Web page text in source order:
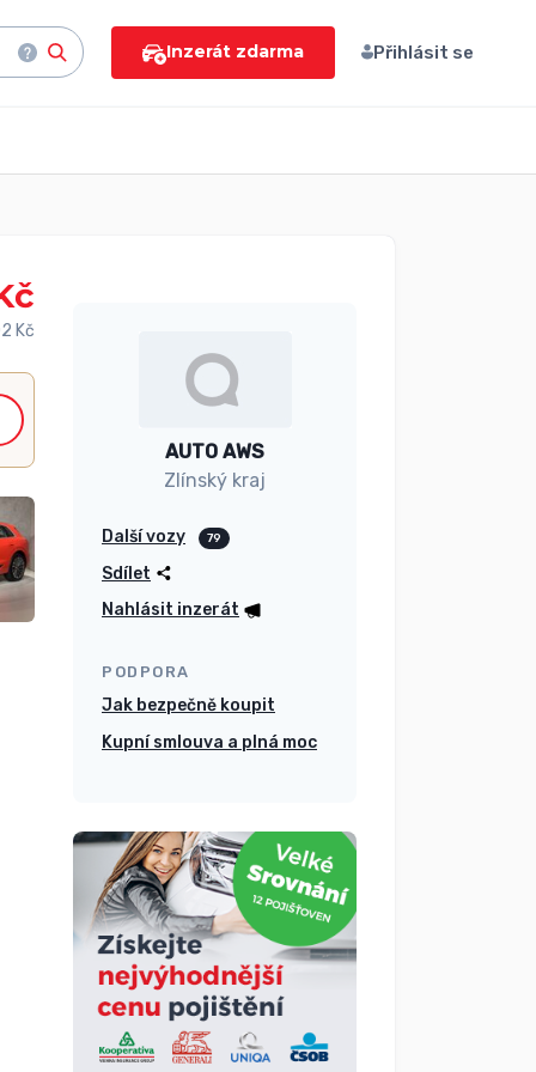
Inzerát zdarma Přihlásit se
Kč
AUTO AWS
Zlínský kraj
Další vozy 79
Sdílet
Nahlásit inzerát
PODPORA
Jak bezpečně koupit
Kupní smlouva a plná moc